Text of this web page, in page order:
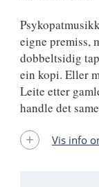
eigne premiss,
dobbeltsidig
ein kopi. Eller
Leite etter
handle det
Vis info